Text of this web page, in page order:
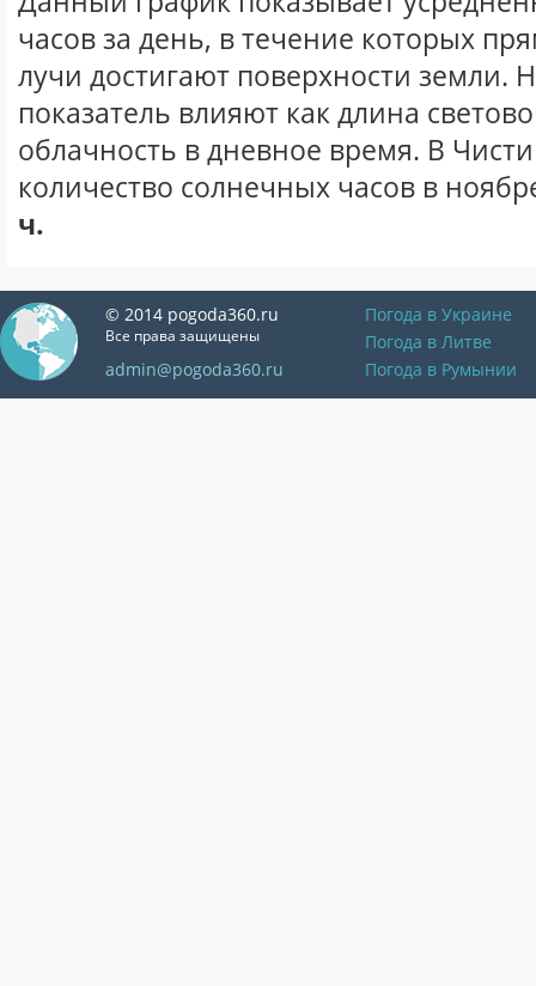
часов за день, в течение которых
лучи достигают поверхности земли.
показатель влияют как длина
облачность в дневное время. В
количество солнечных часов в
ч.
© 2014 pogoda360.ru
Все права защищены
admin@pogoda360.ru
Погода в Украине
Погода в Литве
Погода в Румынии